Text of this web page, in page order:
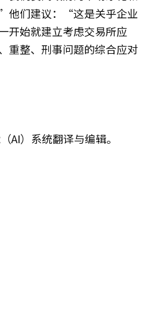
他们建议：“这是关乎企业
开始就建立考虑交易所应
重整、刑事问题的综合应对
AI）系统翻译与编辑。